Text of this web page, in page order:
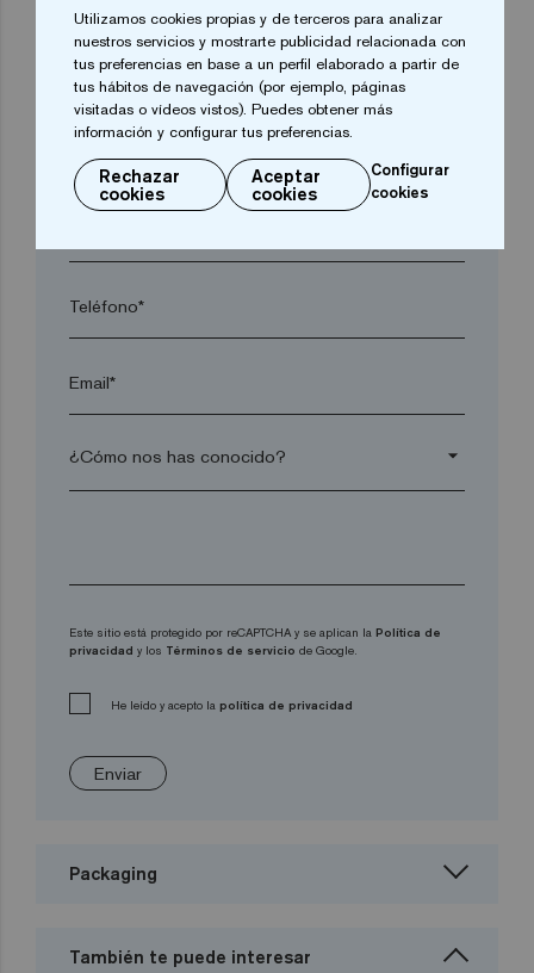
Localidad*
Código postal*
Teléfono*
Email*
arrow_drop_down
Este sitio está protegido por reCAPTCHA y se aplican la Política de
privacidad y los Términos de servicio de Google.
He leído y acepto la política de privacidad
Enviar
Packaging
También te puede interesar
Utilizamos cookies propias y de terceros para analizar
nuestros servicios y mostrarte publicidad relacionada con
tus preferencias en base a un perfil elaborado a partir de
tus hábitos de navegación (por ejemplo, páginas
visitadas o vídeos vistos). Puedes obtener más
información y configurar tus preferencias.
Rechazar
cookies
Aceptar
cookies
Configurar
cookies